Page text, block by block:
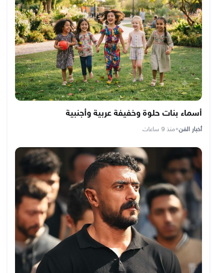
أسماء بنات حلوة وخفيفة عربية وأجنبية
أخبار الفن•منذ 9 ساعات